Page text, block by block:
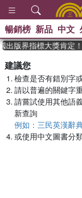
暢銷榜 新品 中文
出版界指標大獎肯定
建議您
檢查是否有錯別字
請以普遍的關鍵字
請嘗試使用其他語
新查詢
例如：三民英漢辭
或使用中文圖書分